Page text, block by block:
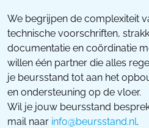
We begrijpen de complexiteit
technische voorschriften,
documentatie en coördinatie
willen één partner die alles
je beursstand tot aan het
en ondersteuning op de vloer.
Wil je jouw beursstand
mail naar info@beursstand.nl.